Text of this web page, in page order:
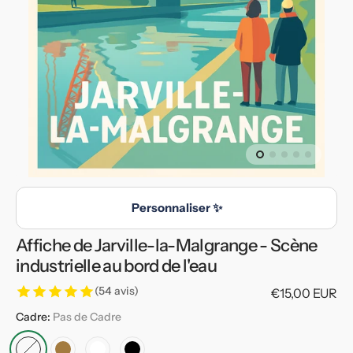
en
vedette
dans
la
vue
la
galerie
Personnaliser ✨
Affiche de Jarville-la-Malgrange - Scène
industrielle au bord de l'eau
(54 avis)
Prix
€15,00 EUR
Cadre: Pas de Cadre